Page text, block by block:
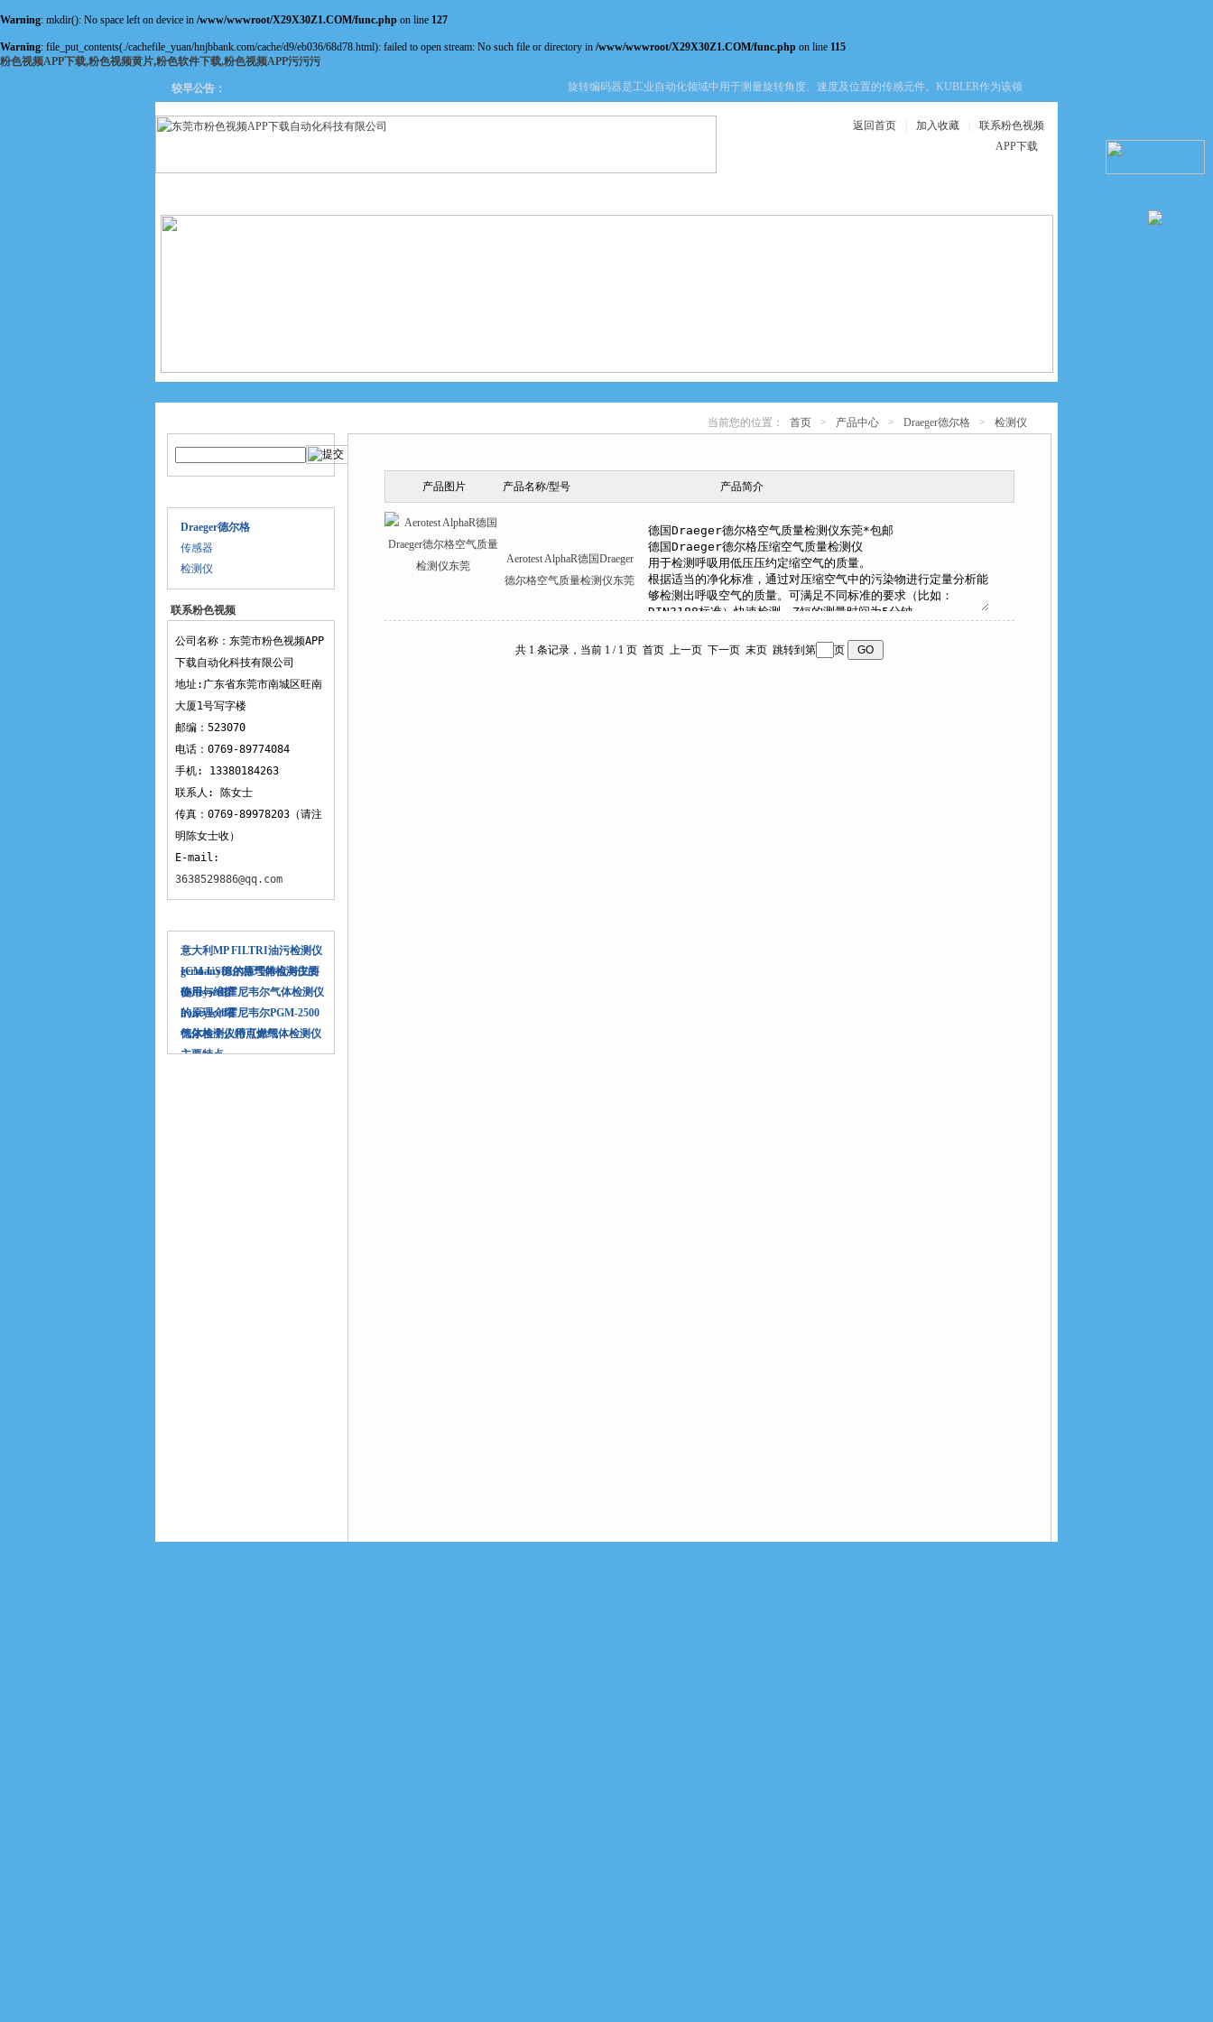
Warning: mkdir(): No space left on device in /www/wwwroot/X29X30Z1.COM/func.php on line 127
Warning: file_put_contents(./cachefile_yuan/hnjbbank.com/cache/d9/eb036/68d78.html): failed to open stream: No such file or directory in /www/wwwroot/X29X30Z1.COM/func.php on line 115
粉色视频APP下载,粉色视频黄片,粉色软件下载,粉色视频APP污污污
较早公告： 旋转编码器是工业自动化领域中用于测量旋转角度、速度及位置的传感元件。KUBLER作为该领域的一个品牌，其产品线覆盖了增量
返回首页 加入收藏
联系粉色视频
APP下载
下载 下载
Draeger德尔格
传感器
检测仪
联系粉色视频
APP下载
公司名称：东莞市粉色视频APP
下载自动化科技有限公司
地址:广东省东莞市南城区旺南
大厦1号写字楼
邮编：523070
电话：0769-89774084
手机: 13380184263
联系人: 陈女士
传真：0769-89978203（请注
明陈女士收）
E-mail:
3638529886@qq.com
意大利MP FILTRI油污检测仪
ICM-USBI的原理特点与主要
作用
germany德尔格气体检测仪的
使用与维护
honeywell霍尼韦尔气体检测仪
的原理介绍
honeywell霍尼韦尔PGM-2500
气体检测仪特点介绍
德尔格个人用可燃气体检测仪
主要特点
当前您的位置： 首页 > 产品中心 > Draeger德尔格 > 检测仪
产品图片 产品名称/型号 产品简介
Aerotest AlphaR德国Draeger
德尔格空气质量检测仪东莞
共 1 条记录，当前 1 / 1 页 首页 上一页 下一页 末页 跳转到第 页